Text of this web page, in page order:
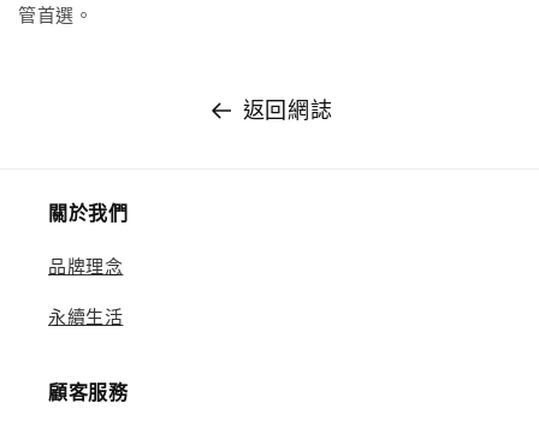
管首選。
返回網誌
關於我們
品牌理念
永續生活
顧客服務